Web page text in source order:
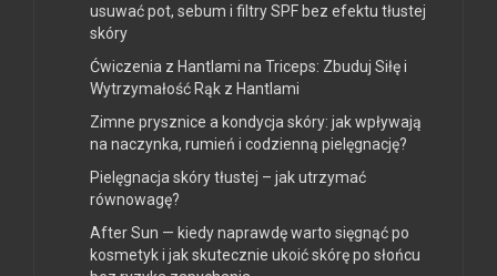
usuwać pot, sebum i filtry SPF bez efektu tłustej
skóry
Ćwiczenia z Hantlami na Triceps: Zbuduj Siłę i
Wytrzymałość Rąk z Hantlami
Zimne prysznice a kondycja skóry: jak wpływają
na naczynka, rumień i codzienną pielęgnację?
Pielęgnacja skóry tłustej – jak utrzymać
równowagę?
After Sun — kiedy naprawdę warto sięgnąć po
kosmetyk i jak skutecznie ukoić skórę po słońcu